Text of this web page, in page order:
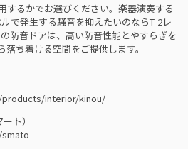
するかでお選びください。楽器演奏する
で発生する騒音を抑えたいのならT-2レ
防音ドアは、高い防音性能とやすらぎを
ち着ける空間をご提供します。
interior/kinou/
ト）